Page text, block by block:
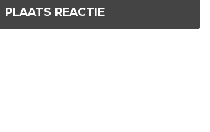
PLAATS REACTIE